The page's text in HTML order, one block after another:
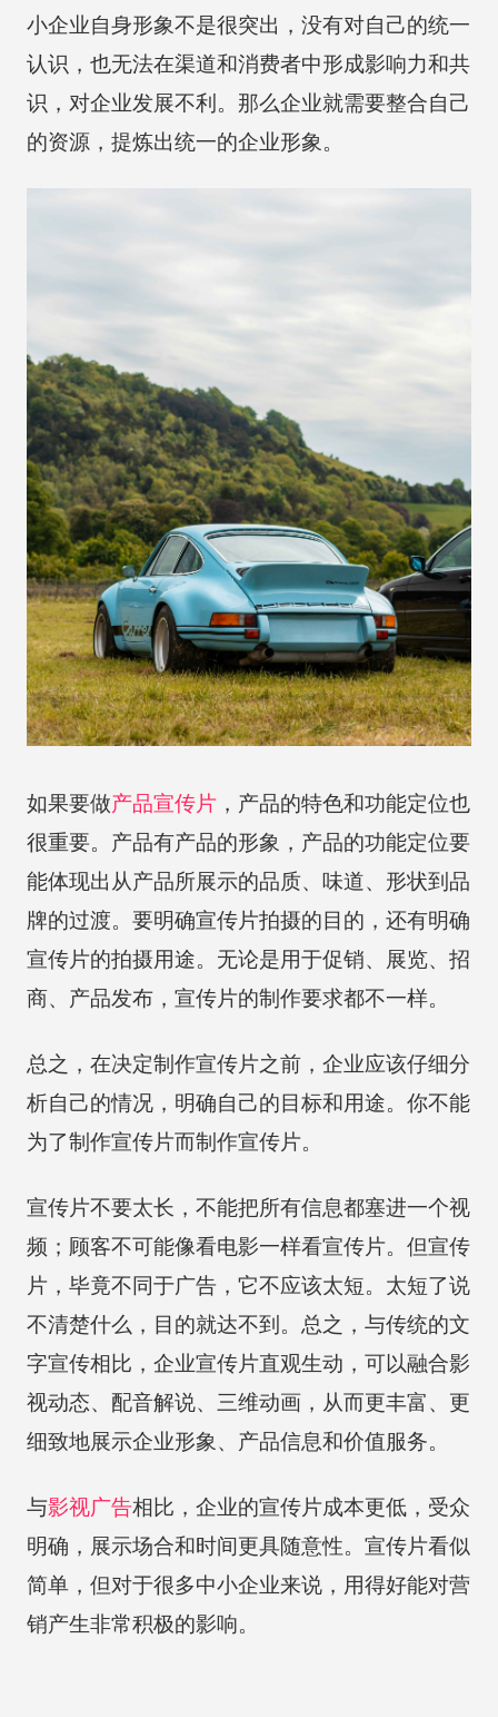
小企业自身形象不是很突出，没有对自己的统一
认识，也无法在渠道和消费者中形成影响力和共
识，对企业发展不利。那么企业就需要整合自己
的资源，提炼出统一的企业形象。
如果要做产品宣传片，产品的特色和功能定位也
很重要。产品有产品的形象，产品的功能定位要
能体现出从产品所展示的品质、味道、形状到品
牌的过渡。要明确宣传片拍摄的目的，还有明确
宣传片的拍摄用途。无论是用于促销、展览、招
商、产品发布，宣传片的制作要求都不一样。
总之，在决定制作宣传片之前，企业应该仔细分
析自己的情况，明确自己的目标和用途。你不能
为了制作宣传片而制作宣传片。
宣传片不要太长，不能把所有信息都塞进一个视
频；顾客不可能像看电影一样看宣传片。但宣传
片，毕竟不同于广告，它不应该太短。太短了说
不清楚什么，目的就达不到。总之，与传统的文
字宣传相比，企业宣传片直观生动，可以融合影
视动态、配音解说、三维动画，从而更丰富、更
细致地展示企业形象、产品信息和价值服务。
与影视广告相比，企业的宣传片成本更低，受众
明确，展示场合和时间更具随意性。宣传片看似
简单，但对于很多中小企业来说，用得好能对营
销产生非常积极的影响。